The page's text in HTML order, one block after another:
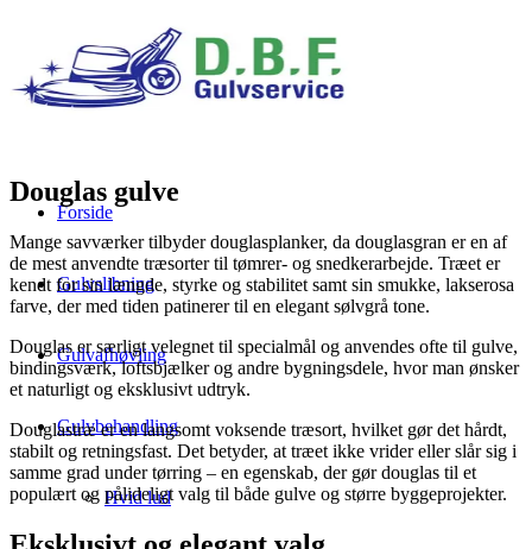
Forside
Gulvslibning
Gulvafhøvling
Gulvbehandling
Hvid lud
Douglas gulve
Mange savværker tilbyder douglasplanker, da douglasgran er en af
de mest anvendte træsorter til tømrer- og snedkerarbejde. Træet er
kendt for sin længde, styrke og stabilitet samt sin smukke, lakserosa
farve, der med tiden patinerer til en elegant sølvgrå tone.
Douglas er særligt velegnet til specialmål og anvendes ofte til gulve,
bindingsværk, loftsbjælker og andre bygningsdele, hvor man ønsker
et naturligt og eksklusivt udtryk.
Douglastræ er en langsomt voksende træsort, hvilket gør det hårdt,
stabilt og retningsfast. Det betyder, at træet ikke vrider eller slår sig i
samme grad under tørring – en egenskab, der gør douglas til et
populært og pålideligt valg til både gulve og større byggeprojekter.